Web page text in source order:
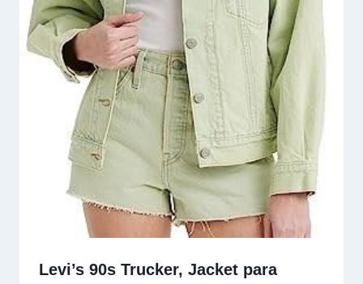
Levi’s 90s Trucker, Jacket para